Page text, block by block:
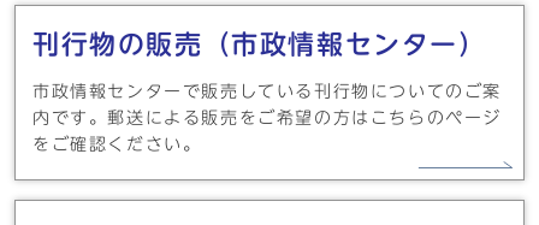
刊行物の販売（市政情報センター）
市政情報センターで販売している刊行物についてのご案
内です。郵送による販売をご希望の方はこちらのページ
をご確認ください。